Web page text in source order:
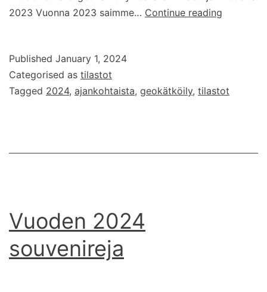
2023 Vuonna 2023 saimme… Continue reading
Published January 1, 2024
Categorised as tilastot
Tagged 2024, ajankohtaista, geokätköily, tilastot
Vuoden 2024
souvenireja